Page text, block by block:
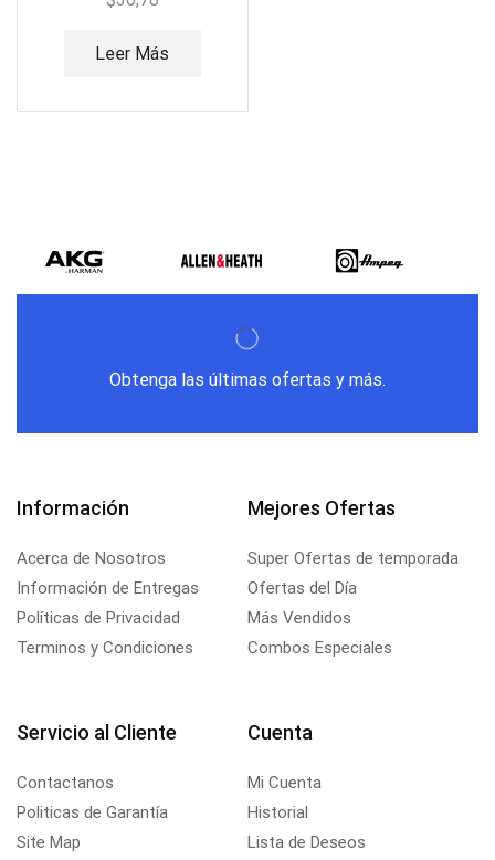
Leer Más
Obtenga las últimas ofertas y más.
Información
Acerca de Nosotros
Información de Entregas
Políticas de Privacidad
Terminos y Condiciones
Mejores Ofertas
Super Ofertas de temporada
Ofertas del Día
Más Vendidos
Combos Especiales
Servicio al Cliente
Contactanos
Politicas de Garantía
Site Map
Cuenta
Mi Cuenta
Historial
Lista de Deseos